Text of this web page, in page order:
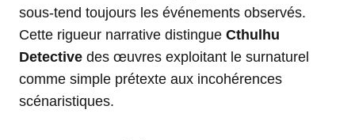
sous-tend toujours les événements observés.
Cette rigueur narrative distingue Cthulhu
Detective des œuvres exploitant le surnaturel
comme simple prétexte aux incohérences
scénaristiques.